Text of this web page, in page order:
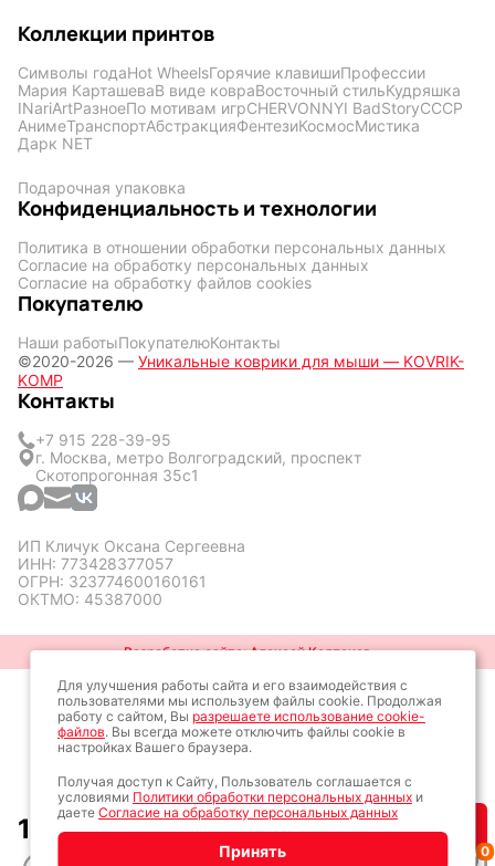
1 500₽ Купить
0
Коллекции принтов
Символы годаHot WheelsГорячие клавишиПрофессии
Мария КарташеваВ виде ковраВосточный стильКудряшка
INariArtРазноеПо мотивам игрCHERVONNYI BadStoryСССР
АнимеТранспортАбстракцияФентезиКосмосМистика
Дарк NET
Подарочная упаковка
Конфиденциальность и технологии
Политика в отношении обработки персональных данных
Согласие на обработку персональных данных
Согласие на обработку файлов cookies
Покупателю
Наши работыПокупателюКонтакты
©2020-2026 — Уникальные коврики для мыши — KOVRIK-
KOMP
Контакты
+7 915 228-39-95
г. Москва, метро Волгоградский, проспект
Скотопрогонная 35с1
ИП Кличук Оксана Сергеевна
ИНН: 773428377057
ОГРН: 323774600160161
ОКТМО: 45387000
Разработка сайта: Алексей Колпаков
Для улучшения работы сайта и его взаимодействия с
пользователями мы используем файлы cookie. Продолжая
работу с сайтом, Вы разрешаете использование cookie-
файлов. Вы всегда можете отключить файлы cookie в
настройках Вашего браузера.
Получая доступ к Сайту, Пользователь соглашается с
условиями Политики обработки персональных данныхи
даете Согласие на обработку персональных данных
Принять